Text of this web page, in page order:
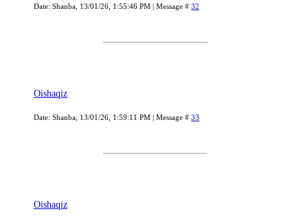
Date: Shanba, 13/01/26, 1:55:46 PM | Message # 32
Oishaqiz
Date: Shanba, 13/01/26, 1:59:11 PM | Message # 33
Oishaqiz